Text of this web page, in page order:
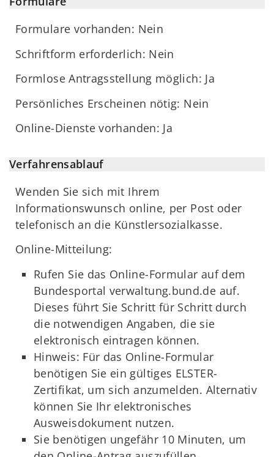
Formulare vorhanden: Nein
Schriftform erforderlich: Nein
Formlose Antragsstellung möglich: Ja
Persönliches Erscheinen nötig: Nein
Online-Dienste vorhanden: Ja
Verfahrensablauf
Wenden Sie sich mit Ihrem
Informationswunsch online, per Post oder
telefonisch an die Künstlersozialkasse.
Online-Mitteilung:
Rufen Sie das Online-Formular auf dem
Bundesportal verwaltung.bund.de auf.
Dieses führt Sie Schritt für Schritt durch
die notwendigen Angaben, die sie
elektronisch eintragen können.
Hinweis: Für das Online-Formular
benötigen Sie ein gültiges ELSTER-
Zertifikat, um sich anzumelden. Alternativ
können Sie Ihr elektronisches
Ausweisdokument nutzen.
Sie benötigen ungefähr 10 Minuten, um